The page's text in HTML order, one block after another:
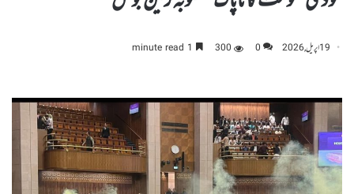
19 اپریل, 2026 0
300